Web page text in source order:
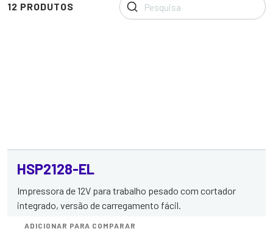
mecanismos
12 PRODUTOS
HSP2128-EL
Impressora de 12V para trabalho pesado com cortador
integrado, versão de carregamento fácil.
ADICIONAR PARA COMPARAR